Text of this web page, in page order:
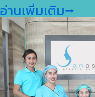
อ่านเพิ่มเติม⭢